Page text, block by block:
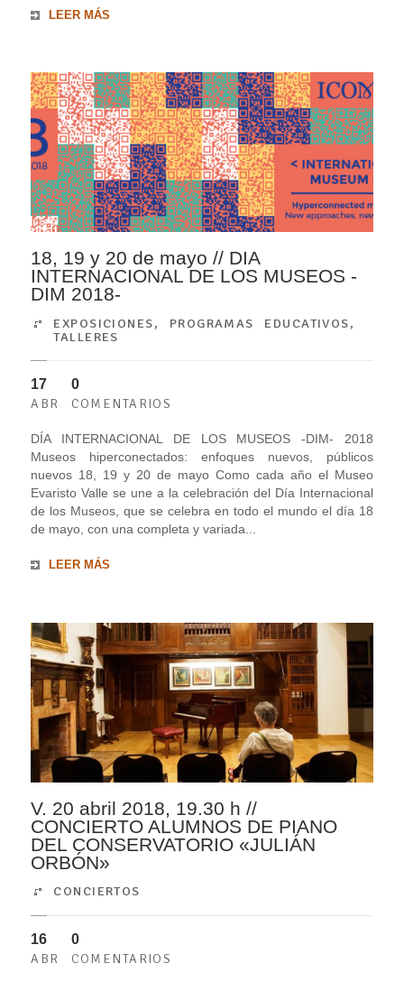
LEER MÁS
18, 19 y 20 de mayo // DIA
INTERNACIONAL DE LOS MUSEOS -
DIM 2018-
EXPOSICIONES, PROGRAMAS EDUCATIVOS,
TALLERES
17
ABR
0
COMENTARIOS
DÍA INTERNACIONAL DE LOS MUSEOS -DIM- 2018
Museos hiperconectados: enfoques nuevos, públicos
nuevos 18, 19 y 20 de mayo Como cada año el Museo
Evaristo Valle se une a la celebración del Día Internacional
de los Museos, que se celebra en todo el mundo el día 18
de mayo, con una completa y variada...
LEER MÁS
V. 20 abril 2018, 19.30 h //
CONCIERTO ALUMNOS DE PIANO
DEL CONSERVATORIO «JULIÁN
ORBÓN»
CONCIERTOS
16
ABR
0
COMENTARIOS